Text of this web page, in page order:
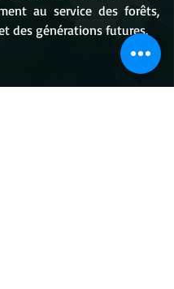
au service des forêts,
des générations futures.